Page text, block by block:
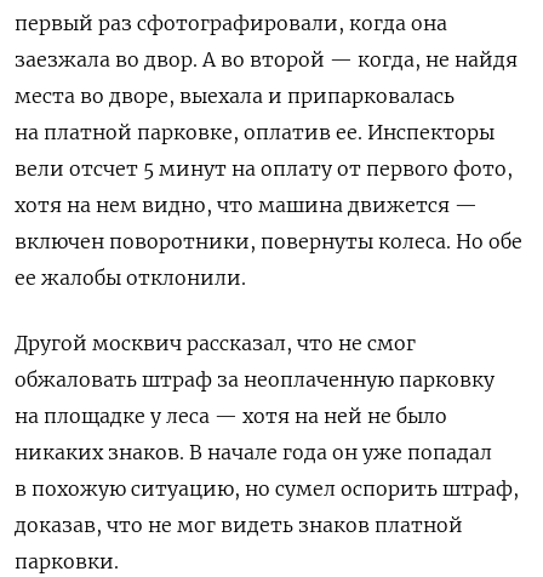
первый раз сфотографировали, когда она
заезжала во двор. А во второй — когда, не найдя
места во дворе, выехала и припарковалась
на платной парковке, оплатив ее. Инспекторы
вели отсчет 5 минут на оплату от первого фото,
хотя на нем видно, что машина движется —
включен поворотники, повернуты колеса. Но обе
ее жалобы отклонили.
Другой москвич рассказал, что не смог
обжаловать штраф за неоплаченную парковку
на площадке у леса — хотя на ней не было
никаких знаков. В начале года он уже попадал
в похожую ситуацию, но сумел оспорить штраф,
доказав, что не мог видеть знаков платной
парковки.